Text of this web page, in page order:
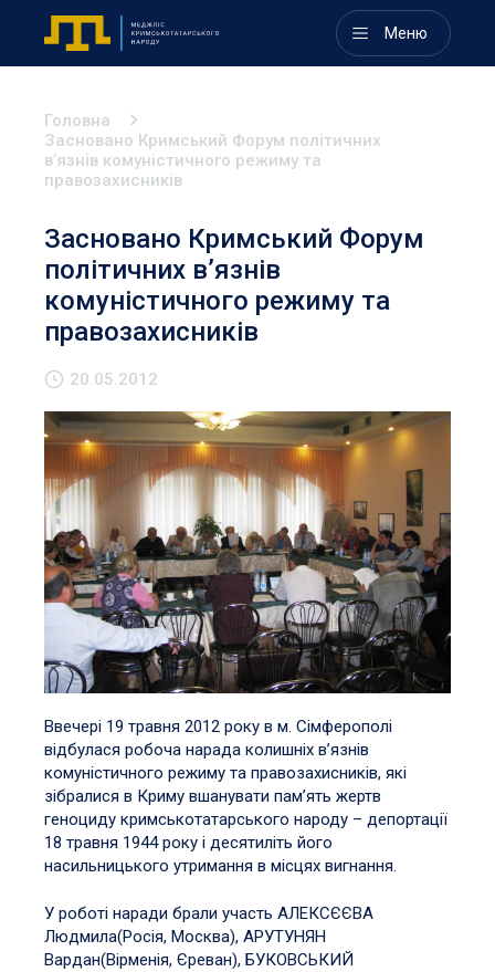
Меню
Головна
Засновано Кримський Форум політичних
в’язнів комуністичного режиму та
правозахисників
Засновано Кримський Форум
політичних в’язнів
комуністичного режиму та
правозахисників
20.05.2012
Ввечері 19 травня 2012 року в м. Сімферополі
відбулася робоча нарада колишніх в’язнів
комуністичного режиму та правозахисників, які
зібралися в Криму вшанувати пам’ять жертв
геноциду кримськотатарського народу – депортації
18 травня 1944 року і десятиліть його
насильницького утримання в місцях вигнання.
У роботі наради брали участь АЛЕКСЄЄВА
Людмила(Росія, Москва), АРУТУНЯН
Вардан(Вірменія, Єреван), БУКОВСЬКИЙ